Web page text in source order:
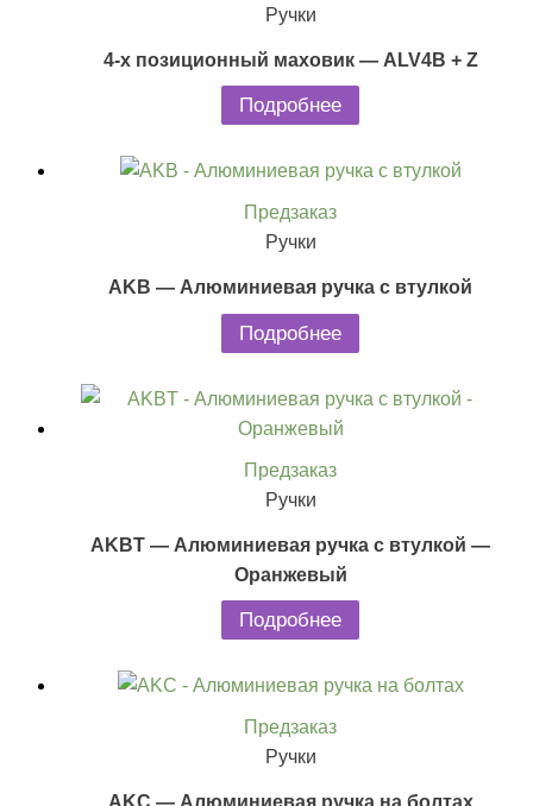
Ручки
4-х позиционный маховик — ALV4B + Z
Подробнее
Предзаказ
Ручки
AKB — Алюминиевая ручка с втулкой
Подробнее
Предзаказ
Ручки
AKBT — Алюминиевая ручка с втулкой —
Оранжевый
Подробнее
Предзаказ
Ручки